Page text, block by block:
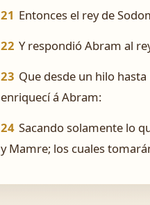
21 Entonces el rey de
22 Y respondió Abram al
23 Que desde un hilo
enriquecí á Abram:
24 Sacando solamente lo
y Mamre; los cuales